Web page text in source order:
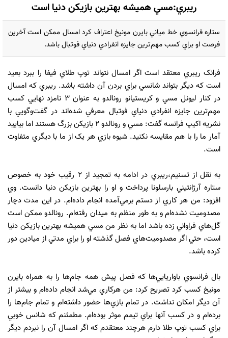
ريبري:مسي هميشه بهترين بازيکن دنيا است
ستاره فرانسوي خط مياني بايرن مونيخ اعتراف کرد امسال ممکن است آخرين
فرصت او براي کسب مهم‌ترين جايزه انفرادي دنياي فوتبال باشد.
فرانک ريبري معتقد است اگر امسال نتواند توپ طلاي فيفا را ببرد بعيد
است که ديگر بتواند شانسي براي بردن آن داشته باشد. ريبري که امسال
در کنار ليونل مسي و کريستيانو رونالدو به عنوان 3 نامزد نهايي کسب
مهم‌ترين جايزه انفرادي دنياي فوتبال معرفي شده‌اند در گفت‌وگويي با
نشريه اکيپ فرانسه گفت: مسي و رونالدو 2 بازيکن بزرگ هستند اما بياييد
آمار ما را با هم مقايسه نکنيد. شيوه بازي هر يک از ما با ديگري متفاوت
است.
به نقل از تسنيم،ريبري در ادامه به تمجيد از 2 رقيب خود به خصوص
ستاره آرژانتيني بارسلونا پرداخت و او را بهترين بازيکن دنيا دانست. وي
افزود: من هر کاري از دستم برمي‌آمده انجام داده‌ام. در اين مدت دچار
مصدوميت نشده‌ام و به طور منظم به ميدان رفته‌ام. رونالدو ممکن است
گل‌هاي فراواني زده باشد اما به نظر من مسي هميشه بهترين بازيکن دنيا
است، حتي اگر مصدوميت‌هاي فصل گذشته او را براي مدتي از ميادين دور
کرده باشد.
بال فرانسوي باواريايي‌ها که فصل پيش همه جام‌ها را به همراه بايرن
مونيخ کسب کرد تصريح کرد: من هرکاري مي‌شد انجام داده‌ام و بيشتر از
آن ديگر امکان نداشت. در تمام بازي‌ها حضور داشته‌ام و تمام جام‌ها را
برده‌ام و در کسب آنها براي تيمم موثر بوده‌ام. مطمئنم که شانس خوبي
براي کسب توپ طلا دارم هرچند معتقدم که اگر امسال آن را نبردم ديگر